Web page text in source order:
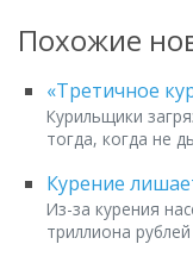
Похожие
«Третичное
Курильщики
тогда, когда не
Курение
Из-за курения
триллиона